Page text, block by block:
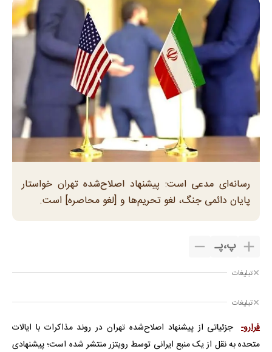
رسانه‌ای مدعی است: پیشنهاد اصلاح‌شده تهران خواستار
پایان دائمی جنگ، لغو تحریم‌ها و [لغو محاصره] است.
پ،پـ
تبلیغات
تبلیغات
فرارو- جزئیاتی از پیشنهاد اصلاح‌شده تهران در روند مذاکرات با ایالات
متحده به نقل از یک منبع ایرانی توسط رویتزر منتشر شده است؛ پیشنهادی